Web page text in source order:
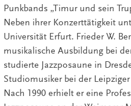
Punkbands „Timur und sein
Neben ihrer Konzerttätigkeit
Universität Erfurt. Frieder W.
musikalische Ausbildung bei
studierte Jazzposaune in
Studiomusiker bei der
Nach 1990 erhielt er eine